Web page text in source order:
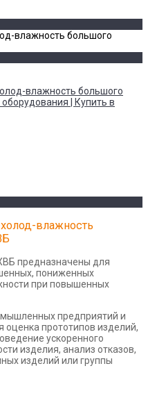
влажность большого
влажность
предназначены для
пониженных
при повышенных
предприятий и
оценка прототипов изделий,
ускоренного
изделия, анализ отказов,
изделий или группы